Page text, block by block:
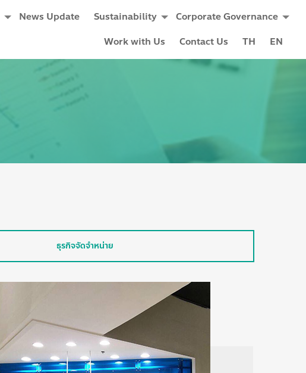
News Update Sustainability
Corporate Governance
Work with Us
Contact Us TH EN
ธุรกิจจัดจำหน่าย